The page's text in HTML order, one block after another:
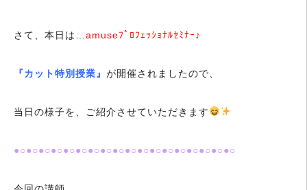
さて、本日は… amuseﾌﾟﾛﾌｪｯｼｮﾅﾙｾﾐﾅｰ♪
『カット特別授業』 が開催されましたので、
当日の様子を、ご紹介させていただきます
●○●○●○●○●○●○●○●○●○●○●○●○●○●○●○●○●○●○